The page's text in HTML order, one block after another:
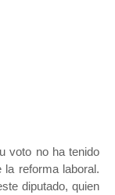
voto no ha tenido
reforma laboral.
diputado, quien